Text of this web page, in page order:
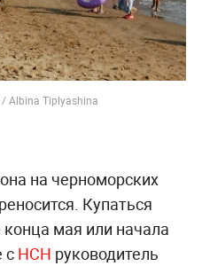
Albina Tiplyashina
на черноморских
Купаться
мая или начала
с НСН руководитель